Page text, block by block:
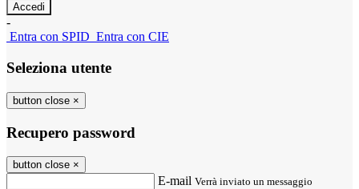
-
Entra con SPID Entra con CIE
Seleziona utente
button close ×
Recupero password
button close ×
E-mail Verrà inviato un messaggio